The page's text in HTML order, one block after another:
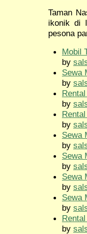
Taman
ikonik di
pesona
Mobil
by
Sewa
by
by
by
Sewa
by
Sewa
by
Sewa
by
Sewa
by
by